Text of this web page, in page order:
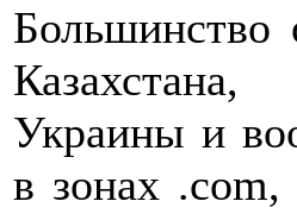
Украины и
в зонах